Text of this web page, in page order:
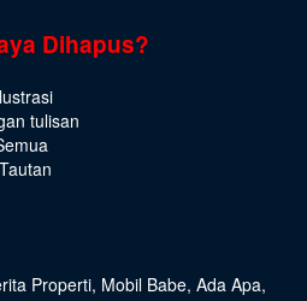
Dihapus?
tulisan
Properti, Mobil Babe, Ada Apa,